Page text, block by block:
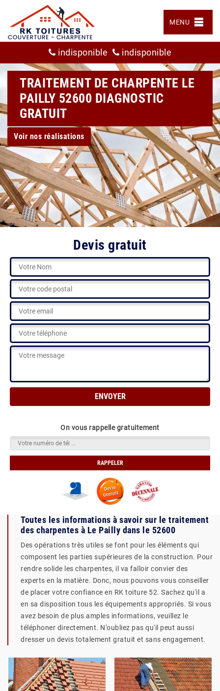
MENU
indisponible indisponible
TRAITEMENT DE CHARPENTE LE
PAILLY 52600 DIAGNOSTIC
GRATUIT
Voir nos réalisations
Devis gratuit
On vous rappelle gratuitement
Toutes les informations à savoir sur le traitement
des charpentes à Le Pailly dans le 52600
Des opérations très utiles se font pour les éléments qui
composent les parties supérieures de la construction. Pour
rendre solide les charpentes, il va falloir convier des
experts en la matière. Donc, nous pouvons vous conseiller
de placer votre confiance en RK toiture 52. Sachez qu'il a
en sa disposition tous les équipements appropriés. Si vous
avez besoin de plus amples informations, veuillez le
téléphoner directement. N'oubliez pas qu'il peut aussi
dresser un devis totalement gratuit et sans engagement.